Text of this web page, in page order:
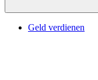
Geld verdienen